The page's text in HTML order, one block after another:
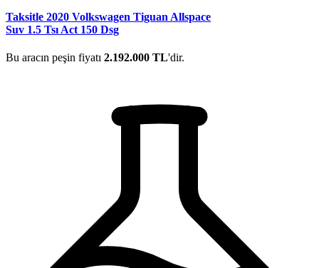
Taksitle 2020 Volkswagen Tiguan Allspace
Suv 1.5 Tsı Act 150 Dsg
Bu aracın peşin fiyatı 2.192.000 TL'dir.